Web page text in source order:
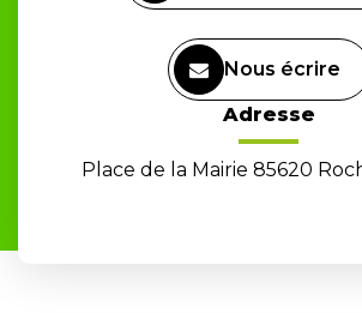
Nous écrire
Adresse
Place de la Mairie 85620